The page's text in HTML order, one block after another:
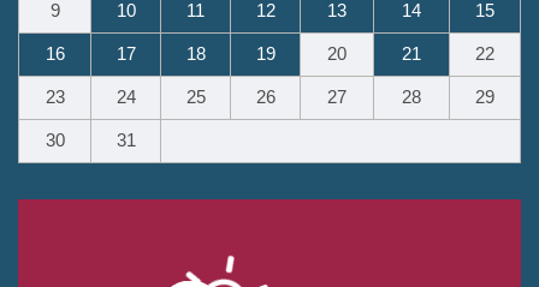
9 10 11 12 13 14 15
16 17 18 19 20 21 22
23 24 25 26 27 28 29
30 31